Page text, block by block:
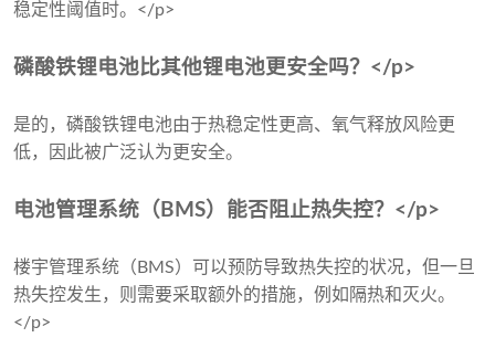
稳定性阈值时。</p>
磷酸铁锂电池比其他锂电池更安全吗？</p>
是的，磷酸铁锂电池由于热稳定性更高、氧气释放风险更
低，因此被广泛认为更安全。
电池管理系统（BMS）能否阻止热失控？</p>
楼宇管理系统（BMS）可以预防导致热失控的状况，但一旦
热失控发生，则需要采取额外的措施，例如隔热和灭火。
</p>